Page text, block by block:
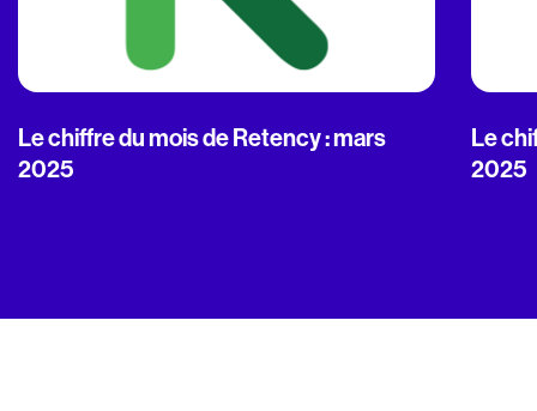
Le chiffre du mois de Retency : mars
2025
Le
2025